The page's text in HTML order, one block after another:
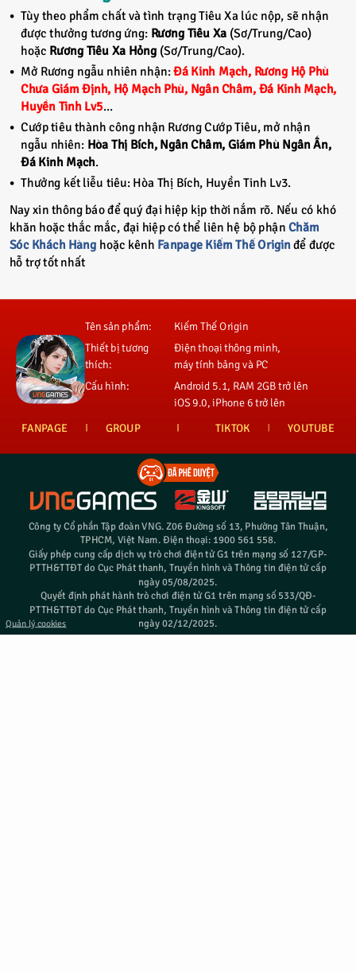
Tùy theo phẩm chất và tình trạng Tiêu Xa lúc nộp, sẽ nhận
được thưởng tương ứng: Rương Tiêu Xa (Sơ/Trung/Cao)
hoặc Rương Tiêu Xa Hỏng (Sơ/Trung/Cao).
Mở Rương ngẫu nhiên nhận:Đá Kinh Mạch, Rương Hộ Phù
Chưa Giám Định, Hộ Mạch Phù, Ngân Châm, Đá Kinh Mạch,
Huyền Tinh Lv5...
Cướp tiêu thành công nhận Rương Cướp Tiêu, mở nhận
ngẫu nhiên: Hòa Thị Bích, Ngân Châm, Giám Phù Ngân Ấn,
Đá Kinh Mạch.
Thưởng kết liễu tiêu: Hòa Thị Bích, Huyền Tinh Lv3.
Nay xin thông báo để quý đại hiệp kịp thời nắm rõ. Nếu có khó
khăn hoặc thắc mắc, đại hiệp có thể liên hệ bộ phận Chăm
Sóc Khách Hàng hoặc kênh Fanpage Kiếm Thế Originđể được
hỗ trợ tốt nhất
Tên sản phẩm:
Kiếm Thế Origin
Thiết bị tương
thích:
Điện thoại thông minh,
máy tính bảng và PC
Cấu hình:
Android 5.1, RAM 2GB trở lên
iOS 9.0, iPhone 6 trở lên
FANPAGE
GROUP TIKTOK YOUTUBE
Công ty Cổ phần Tập đoàn VNG. Z06 Đường số 13, Phường Tân Thuận,
TPHCM, Việt Nam. Điện thoại: 1900 561 558.
Giấy phép cung cấp dịch vụ trò chơi điện tử G1 trên mạng số 127/GP-
PTTH&TTĐT do Cục Phát thanh, Truyền hình và Thông tin điện tử cấp
ngày 05/08/2025.
Quyết định phát hành trò chơi điện tử G1 trên mạng số 533/QĐ-
PTTH&TTĐT do Cục Phát thanh, Truyền hình và Thông tin điện tử cấp
ngày 02/12/2025.
Quản lý cookies